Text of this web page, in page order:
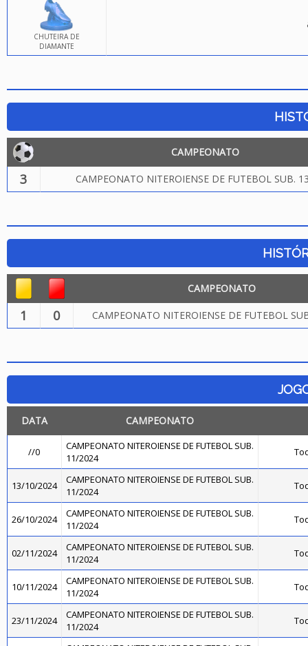
CHUTEIRA DE
DIAMANTE
CAMPEONATO
3 CAMPEONATO NITEROIENSE DE FUTEBOL SUB.
CAMPEONATO
1 0 CAMPEONATO NITEROIENSE DE FUTEBOL
DATA CAMPEONATO
//0
CAMPEONATO NITEROIENSE DE FUTEBOL SUB.
11/2024
13/10/2024
CAMPEONATO NITEROIENSE DE FUTEBOL SUB.
11/2024
26/10/2024
CAMPEONATO NITEROIENSE DE FUTEBOL SUB.
11/2024
02/11/2024
CAMPEONATO NITEROIENSE DE FUTEBOL SUB.
11/2024
10/11/2024
CAMPEONATO NITEROIENSE DE FUTEBOL SUB.
11/2024
23/11/2024
CAMPEONATO NITEROIENSE DE FUTEBOL SUB.
11/2024